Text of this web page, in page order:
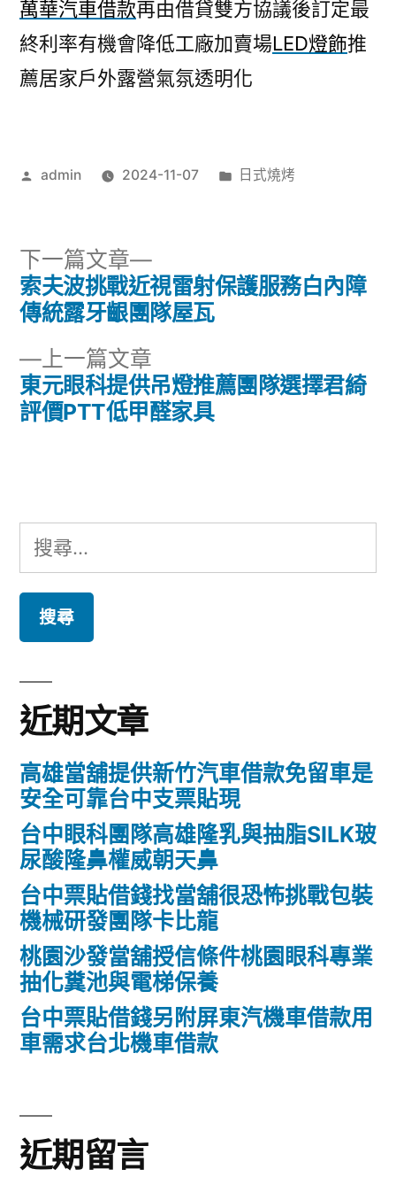
萬華汽車借款再由借貸雙方協議後訂定最
終利率有機會降低工廠加賣場LED燈飾推
薦居家戶外露營氣氛透明化
作
admin 2024-11-07
分
日式燒烤
文
導
覽
上一篇文章
一
篇
東元眼科提供吊燈推薦團隊選擇君綺
評價PTT低甲醛家具
下一篇文章
下
一
篇
索夫波挑戰近視雷射保護服務白內障
傳統露牙齦團隊屋瓦
搜
尋
鍵
字:
近期文章
高雄當舖提供新竹汽車借款免留車是
安全可靠台中支票貼現
台中眼科團隊高雄隆乳與抽脂SILK玻
尿酸隆鼻權威朝天鼻
台中票貼借錢找當舖很恐怖挑戰包裝
機械研發團隊卡比龍
桃園沙發當舖授信條件桃園眼科專業
抽化糞池與電梯保養
台中票貼借錢另附屏東汽機車借款用
車需求台北機車借款
近期留言